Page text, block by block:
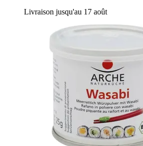
Livraison jusqu'au 17 août